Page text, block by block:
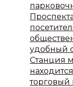
удобный
Станция
торговый